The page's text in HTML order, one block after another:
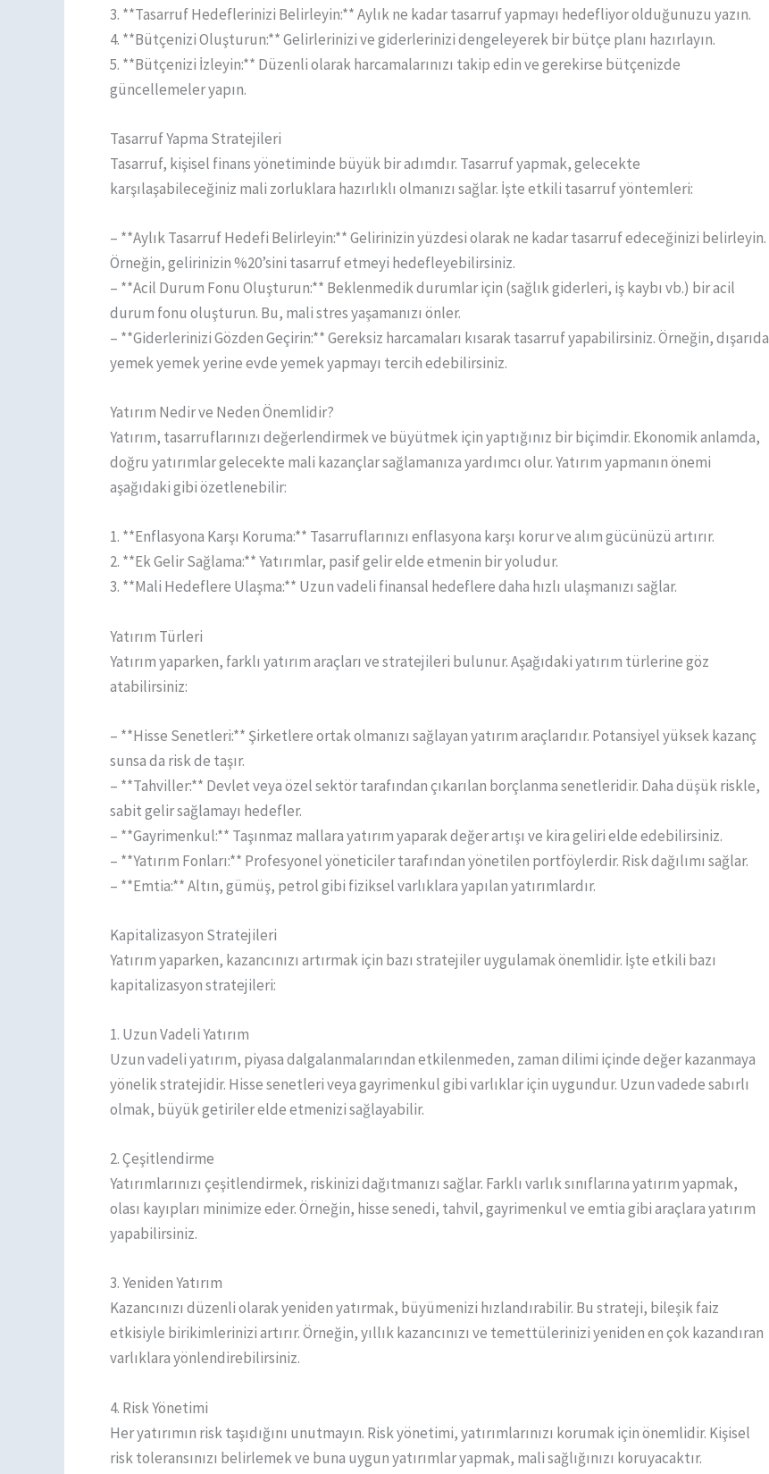
3. **Tasarruf Hedeflerinizi Belirleyin:** Aylık ne kadar tasarruf yapmayı hedefliyor olduğunuzu yazın.
4. **Bütçenizi Oluşturun:** Gelirlerinizi ve giderlerinizi dengeleyerek bir bütçe planı hazırlayın.
5. **Bütçenizi İzleyin:** Düzenli olarak harcamalarınızı takip edin ve gerekirse bütçenizde
güncellemeler yapın.
Tasarruf Yapma Stratejileri
Tasarruf, kişisel finans yönetiminde büyük bir adımdır. Tasarruf yapmak, gelecekte
karşılaşabileceğiniz mali zorluklara hazırlıklı olmanızı sağlar. İşte etkili tasarruf yöntemleri:
– **Aylık Tasarruf Hedefi Belirleyin:** Gelirinizin yüzdesi olarak ne kadar tasarruf edeceğinizi belirleyin.
Örneğin, gelirinizin %20’sini tasarruf etmeyi hedefleyebilirsiniz.
– **Acil Durum Fonu Oluşturun:** Beklenmedik durumlar için (sağlık giderleri, iş kaybı vb.) bir acil
durum fonu oluşturun. Bu, mali stres yaşamanızı önler.
– **Giderlerinizi Gözden Geçirin:** Gereksiz harcamaları kısarak tasarruf yapabilirsiniz. Örneğin, dışarıda
yemek yemek yerine evde yemek yapmayı tercih edebilirsiniz.
Yatırım Nedir ve Neden Önemlidir?
Yatırım, tasarruflarınızı değerlendirmek ve büyütmek için yaptığınız bir biçimdir. Ekonomik anlamda,
doğru yatırımlar gelecekte mali kazançlar sağlamanıza yardımcı olur. Yatırım yapmanın önemi
aşağıdaki gibi özetlenebilir:
1. **Enflasyona Karşı Koruma:** Tasarruflarınızı enflasyona karşı korur ve alım gücünüzü artırır.
2. **Ek Gelir Sağlama:** Yatırımlar, pasif gelir elde etmenin bir yoludur.
3. **Mali Hedeflere Ulaşma:** Uzun vadeli finansal hedeflere daha hızlı ulaşmanızı sağlar.
Yatırım Türleri
Yatırım yaparken, farklı yatırım araçları ve stratejileri bulunur. Aşağıdaki yatırım türlerine göz
atabilirsiniz:
– **Hisse Senetleri:** Şirketlere ortak olmanızı sağlayan yatırım araçlarıdır. Potansiyel yüksek kazanç
sunsa da risk de taşır.
– **Tahviller:** Devlet veya özel sektör tarafından çıkarılan borçlanma senetleridir. Daha düşük riskle,
sabit gelir sağlamayı hedefler.
– **Gayrimenkul:** Taşınmaz mallara yatırım yaparak değer artışı ve kira geliri elde edebilirsiniz.
– **Yatırım Fonları:** Profesyonel yöneticiler tarafından yönetilen portföylerdir. Risk dağılımı sağlar.
– **Emtia:** Altın, gümüş, petrol gibi fiziksel varlıklara yapılan yatırımlardır.
Kapitalizasyon Stratejileri
Yatırım yaparken, kazancınızı artırmak için bazı stratejiler uygulamak önemlidir. İşte etkili bazı
kapitalizasyon stratejileri:
1. Uzun Vadeli Yatırım
Uzun vadeli yatırım, piyasa dalgalanmalarından etkilenmeden, zaman dilimi içinde değer kazanmaya
yönelik stratejidir. Hisse senetleri veya gayrimenkul gibi varlıklar için uygundur. Uzun vadede sabırlı
olmak, büyük getiriler elde etmenizi sağlayabilir.
2. Çeşitlendirme
Yatırımlarınızı çeşitlendirmek, riskinizi dağıtmanızı sağlar. Farklı varlık sınıflarına yatırım yapmak,
olası kayıpları minimize eder. Örneğin, hisse senedi, tahvil, gayrimenkul ve emtia gibi araçlara yatırım
yapabilirsiniz.
3. Yeniden Yatırım
Kazancınızı düzenli olarak yeniden yatırmak, büyümenizi hızlandırabilir. Bu strateji, bileşik faiz
etkisiyle birikimlerinizi artırır. Örneğin, yıllık kazancınızı ve temettülerinizi yeniden en çok kazandıran
varlıklara yönlendirebilirsiniz.
4. Risk Yönetimi
Her yatırımın risk taşıdığını unutmayın. Risk yönetimi, yatırımlarınızı korumak için önemlidir. Kişisel
risk toleransınızı belirlemek ve buna uygun yatırımlar yapmak, mali sağlığınızı koruyacaktır.